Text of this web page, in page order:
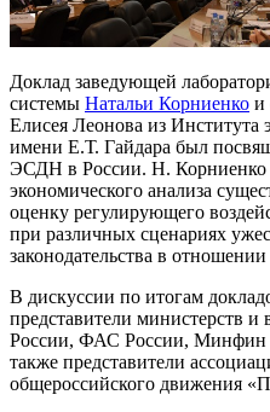
Доклад заведующей
системы Натальи Корниенко и
Елисея Леонова из Института
имени Е.Т. Гайдара был
ЭСДН в России. Н. Корниенко
экономического анализа
оценку регулирующего
при различных сценариях
законодательства в
В дискуссии по итогам
представители министерств
России, ФАС России, Минфин
также представители
общероссийского движения